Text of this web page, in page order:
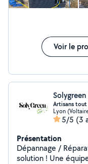
Voir le
Solygreen
Artisans
Lyon
5/5 (3
Présentation
Dépannage / Réparation /
solution ! Une équipe expérimentée sur Lyon et